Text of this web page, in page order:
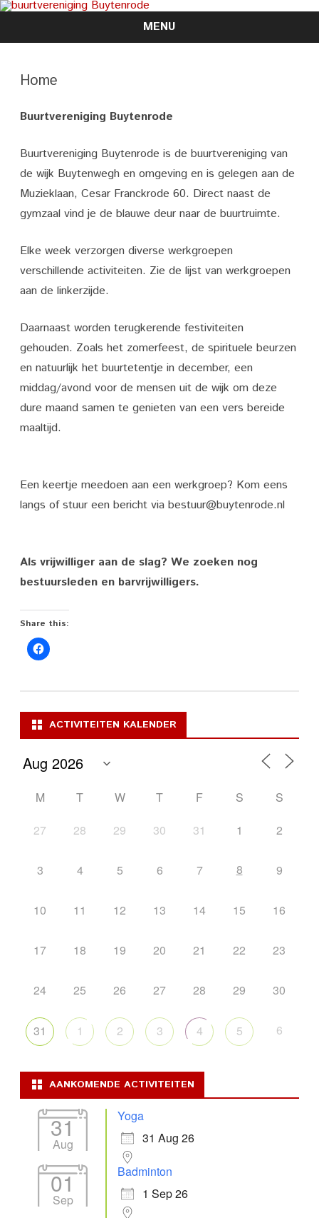
MENU
Skip
Home
Buurtvereniging Buytenrode
Buurtvereniging Buytenrode is de buurtvereniging van
de wijk Buytenwegh en omgeving en is gelegen aan de
Muzieklaan, Cesar Franckrode 60. Direct naast de
gymzaal vind je de blauwe deur naar de buurtruimte.
Elke week verzorgen diverse werkgroepen
verschillende activiteiten. Zie de lijst van werkgroepen
aan de linkerzijde.
Daarnaast worden terugkerende festiviteiten
gehouden. Zoals het zomerfeest, de spirituele beurzen
en natuurlijk het buurtetentje in december, een
middag/avond voor de mensen uit de wijk om deze
dure maand samen te genieten van een vers bereide
maaltijd.
Een keertje meedoen aan een werkgroep? Kom eens
langs of stuur een bericht via bestuur@buytenrode.nl
Als vrijwilliger aan de slag? We zoeken nog
bestuursleden en barvrijwilligers.
Share this:
ACTIVITEITEN KALENDER
M T W T F S
S
27
28 29 30 31 1 2
3 4 5 6 7 8 9
10 11 12 13 14 15 16
17 18 19 20 21 22 23
24 25 26 27 28 29 30
31 1 2 3 4 5 6
AANKOMENDE ACTIVITEITEN
31
Aug
Yoga
31 Aug 26
01
Sep
Badminton
1 Sep 26